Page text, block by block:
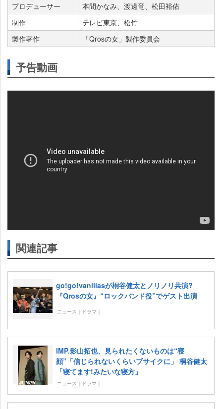
プロデューサー
本間かなみ、渡邊竜、松田裕佑
制作
テレビ東京、松竹
製作著作
「Qrosの女」製作委員会
予告動画
関連記事
go!go!vanillasが桐谷健太とノリノリ共演?
『Qrosの女』“ロックバンド役”でゲスト出演
ニュース｜ドラマ｜
IMP.影山拓也、見られたくないものは“寝
顔”「信じられないくらいブサイクに」 桐谷健太
「寝てます!みたいな寝方」
ニュース｜ドラマ｜